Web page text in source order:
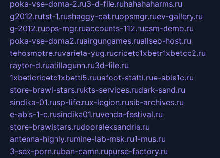
poka-vse-doma-2.ru3-d-file.ruhahahaharms.ru
g2012.rutst-1.rushaggy-cat.ruopsmgr.ruev-gallery.ru
g-2012.ruops-mgr.ruaccounts-112.rucsm-demo.ru
poka-vse-doma2.ruairgungames.ruallseo-host.ru
tehosmotre.ruvarieta-yug.rucricetc1xbetr1xbetcc2.ru
raytor-d.ruatillagunn.ru3d-file.ru
1xbeticricetc1xbetti5.ruuafoot-statti.rue-abis1c.ru
store-brawl-stars.rukts-services.rudark-sand.ru
sindika-01.rusp-life.rux-legion.rusib-archives.ru
e-abis-1-c.rusindika01.ruvenda-festival.ru
store-brawlstars.rudooraleksandria.ru
antenna-highly.rumine-lab-msk.ru1-mus.ru
3-sex-porn.ruban-damn.rupurse-factory.ru